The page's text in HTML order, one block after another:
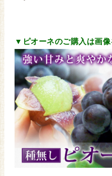
▼ピオーネのご購入は画